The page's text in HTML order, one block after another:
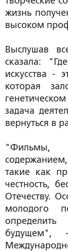
жизнь
высоком
Выслушав
сказала:
искусства -
которая
задача
вернуться в
"Фильмы,
такие как
честность,
Отечеству.
молодого
будущем",